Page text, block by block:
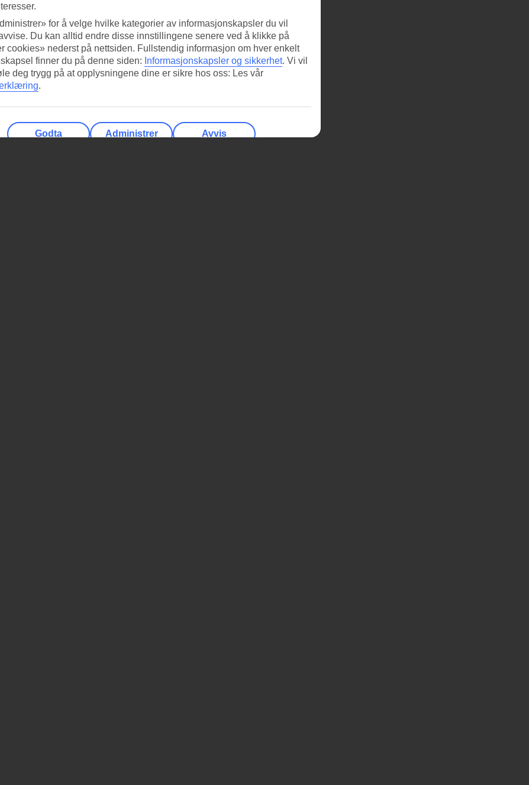
for å velge hvilke kategorier av informasjonskapsler du vil
Du kan alltid endre disse innstillingene senere ved å klikke på
cookies» nederst på nettsiden. Fullstendig informasjon om hver enkelt
finner du på denne siden: Informasjonskapsler og sikkerhet. Vi vil
deg trygg på at opplysningene dine er sikre hos oss: Les vår
.
Godta Administrer Avvis